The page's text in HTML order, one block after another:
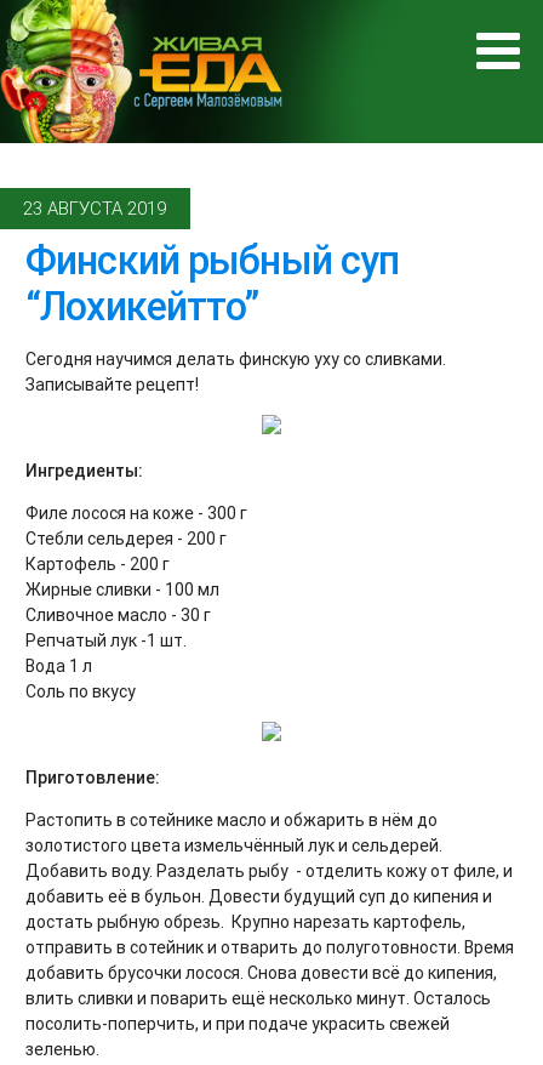
23 АВГУСТА 2019
Финский рыбный суп
“Лохикейтто”
Сегодня научимся делать финскую уху со сливками.
Записывайте рецепт!
Ингредиенты:
Филе лосося на коже - 300 г
Стебли сельдерея - 200 г
Картофель - 200 г
Жирные сливки - 100 мл
Сливочное масло - 30 г
Репчатый лук -1 шт.
Вода 1 л
Соль по вкусу
Приготовление:
Растопить в сотейнике масло и обжарить в нём до
золотистого цвета измельчённый лук и сельдерей.
Добавить воду. Разделать рыбу - отделить кожу от филе, и
добавить её в бульон. Довести будущий суп до кипения и
достать рыбную обрезь. Крупно нарезать картофель,
отправить в сотейник и отварить до полуготовности. Время
добавить брусочки лосося. Снова довести всё до кипения,
влить сливки и поварить ещё несколько минут. Осталось
посолить-поперчить, и при подаче украсить свежей
зеленью.